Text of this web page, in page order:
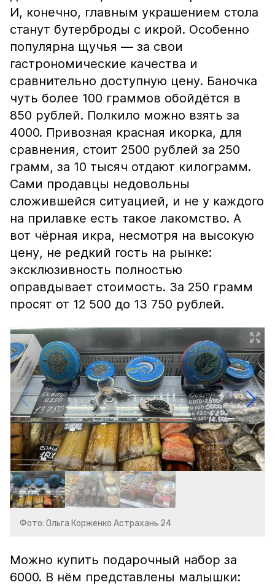
И, конечно, главным украшением стола
станут бутерброды с икрой. Особенно
популярна щучья — за свои
гастрономические качества и
сравнительно доступную цену. Баночка
чуть более 100 граммов обойдётся в
850 рублей. Полкило можно взять за
4000. Привозная красная икорка, для
сравнения, стоит 2500 рублей за 250
грамм, за 10 тысяч отдают килограмм.
Сами продавцы недовольны
сложившейся ситуацией, и не у каждого
на прилавке есть такое лакомство. А
вот чёрная икра, несмотря на высокую
цену, не редкий гость на рынке:
эксклюзивность полностью
оправдывает стоимость. За 250 грамм
просят от 12 500 до 13 750 рублей.
Фото: Ольга Корженко Астрахань 24
Можно купить подарочный набор за
6000. В нём представлены малышки: